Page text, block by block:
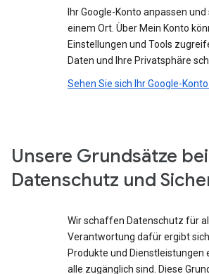
Ihr Google-Konto anpassen
einem Ort. Über Mein Konto
Einstellungen und Tools
Daten und Ihre Privatsphäre
Sehen Sie sich Ihr Google-
Unsere Grundsätze bei
Datenschutz und
Wir schaffen Datenschutz für
Verantwortung dafür ergibt
Produkte und Dienstleistungen
alle zugänglich sind. Diese